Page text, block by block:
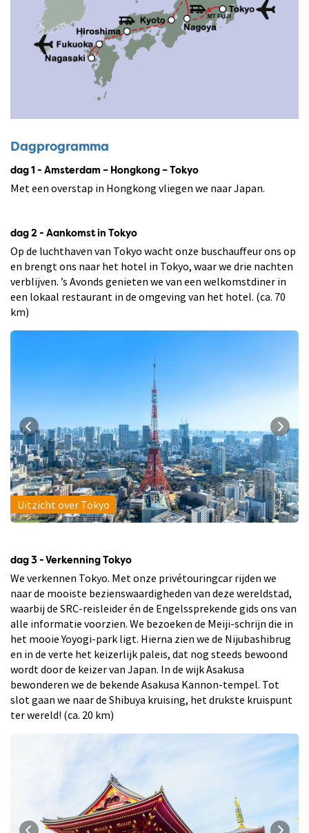
Dagprogramma
dag 1 - Amsterdam – Hongkong – Tokyo
Met een overstap in Hongkong vliegen we naar Japan.
dag 2 - Aankomst in Tokyo
Op de luchthaven van Tokyo wacht onze buschauffeur ons op
en brengt ons naar het hotel in Tokyo, waar we drie nachten
verblijven. ’s Avonds genieten we van een welkomstdiner in
een lokaal restaurant in de omgeving van het hotel. (ca. 70
km)
Uitzicht over Tokyo
dag 3 - Verkenning Tokyo
We verkennen Tokyo. Met onze privétouringcar rijden we
naar de mooiste bezienswaardigheden van deze wereldstad,
waarbij de SRC-reisleider én de Engelssprekende gids ons van
alle informatie voorzien. We bezoeken de Meiji-schrijn die in
het mooie Yoyogi-park ligt. Hierna zien we de Nijubashibrug
en in de verte het keizerlijk paleis, dat nog steeds bewoond
wordt door de keizer van Japan. In de wijk Asakusa
bewonderen we de bekende Asakusa Kannon-tempel. Tot
slot gaan we naar de Shibuya kruising, het drukste kruispunt
ter wereld! (ca. 20 km)